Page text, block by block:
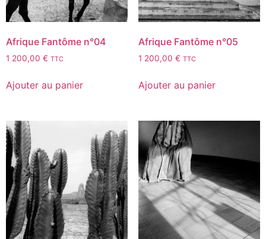
Afrique Fantôme n°04
1 200,00 € TTC
Ajouter au panier
Afrique Fantôme n°05
1 200,00 € TTC
Ajouter au panier